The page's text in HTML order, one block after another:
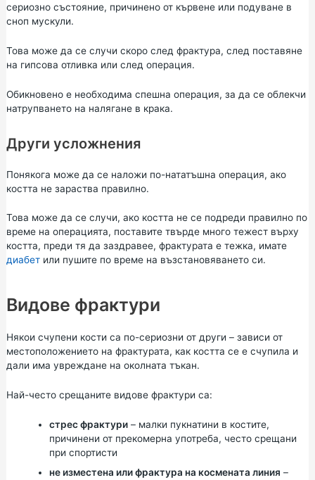
сериозно състояние, причинено от кървене или подуване в
сноп мускули.
Това може да се случи скоро след фрактура, след поставяне
на гипсова отливка или след операция.
Обикновено е необходима спешна операция, за да се облекчи
натрупването на налягане в крака.
Други усложнения
Понякога може да се наложи по-нататъшна операция, ако
костта не зараства правилно.
Това може да се случи, ако костта не се подреди правилно по
време на операцията, поставите твърде много тежест върху
костта, преди тя да заздравее, фрактурата е тежка, имате
диабетили пушите по време на възстановяването си.
Видове фрактури
Някои счупени кости са по-сериозни от други – зависи от
местоположението на фрактурата, как костта се е счупила и
дали има увреждане на околната тъкан.
Най-често срещаните видове фрактури са:
стрес фрактури– малки пукнатини в костите,
причинени от прекомерна употреба, често срещани
при спортисти
не изместена или фрактура на космената линия –